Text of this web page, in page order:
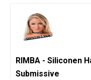
RIMBA - Siliconen
Submissive